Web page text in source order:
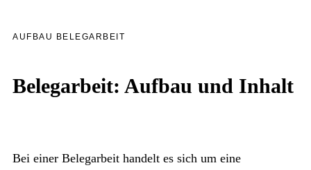
AUFBAU BELEGARBEIT
Belegarbeit: Aufbau und Inhalt
Bei einer Belegarbeit handelt es sich um eine